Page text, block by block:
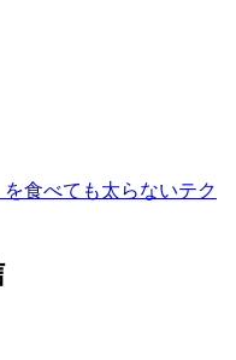
食べても太らないテク